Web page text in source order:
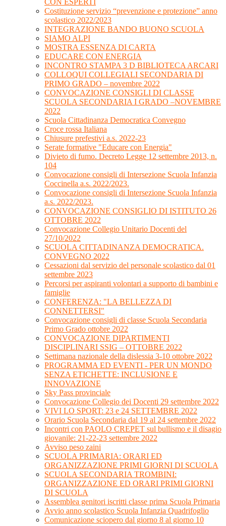
CON ESPERTI
Costituzione servizio “prevenzione e protezione” anno
scolastico 2022/2023
INTEGRAZIONE BANDO BUONO SCUOLA
SIAMO ALPI
MOSTRA ESSENZA DI CARTA
EDUCARE CON ENERGIA
INCONTRO STAMPA 3 D BIBLIOTECA ARCARI
COLLOQUI COLLEGIALI SECONDARIA DI
PRIMO GRADO – novembre 2022
CONVOCAZIONE CONSIGLI DI CLASSE
SCUOLA SECONDARIA I GRADO –NOVEMBRE
2022
Scuola Cittadinanza Democratica Convegno
Croce rossa Italiana
Chiusure prefestivi a.s. 2022-23
Serate formative "Educare con Energia"
Divieto di fumo. Decreto Legge 12 settembre 2013, n.
104
Convocazione consigli di Intersezione Scuola Infanzia
Coccinella a.s. 2022/2023.
Convocazione consigli di Intersezione Scuola Infanzia
a.s. 2022/2023.
CONVOCAZIONE CONSIGLIO DI ISTITUTO 26
OTTOBRE 2022
Convocazione Collegio Unitario Docenti del
27/10/2022
SCUOLA CITTADINANZA DEMOCRATICA.
CONVEGNO 2022
Cessazioni dal servizio del personale scolastico dal 01
settembre 2023
Percorsi per aspiranti volontari a supporto di bambini e
famiglie
CONFERENZA: "LA BELLEZZA DI
CONNETTERSI"
Convocazione consigli di classe Scuola Secondaria
Primo Grado ottobre 2022
CONVOCAZIONE DIPARTIMENTI
DISCIPLINARI SSIG – OTTOBRE 2022
Settimana nazionale della dislessia 3-10 ottobre 2022
PROGRAMMA ED EVENTI - PER UN MONDO
SENZA ETICHETTE: INCLUSIONE E
INNOVAZIONE
Sky Pass provinciale
Convocazione Collegio dei Docenti 29 settembre 2022
VIVI LO SPORT: 23 e 24 SETTEMBRE 2022
Orario Scuola Secondaria dal 19 al 24 settembre 2022
Incontri con PAOLO CREPET sul bullismo e il disagio
giovanile: 21-22-23 settembre 2022
Avviso peso zaini
SCUOLA PRIMARIA: ORARI ED
ORGANIZZAZIONE PRIMI GIORNI DI SCUOLA
SCUOLA SECONDARIA TROMBINI:
ORGANIZZAZIONE ED ORARI PRIMI GIORNI
DI SCUOLA
Assemblea genitori iscritti classe prima Scuola Primaria
Avvio anno scolastico Scuola Infanzia Quadrifoglio
Comunicazione sciopero dal giorno 8 al giorno 10